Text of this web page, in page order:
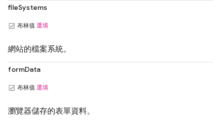
fileSystems
布林值 選填
網站的檔案系統。
formData
布林值 選填
瀏覽器儲存的表單資料。